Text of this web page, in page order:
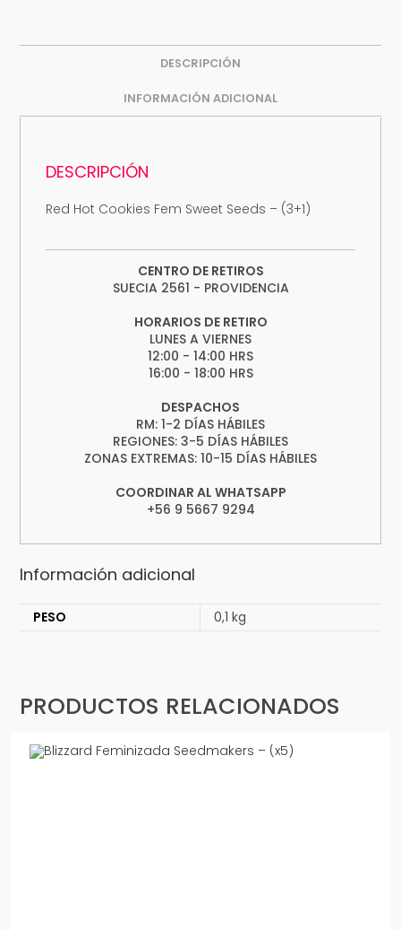
DESCRIPCIÓN
INFORMACIÓN ADICIONAL
DESCRIPCIÓN
Red Hot Cookies Fem Sweet Seeds – (3+1)
CENTRO DE RETIROS
SUECIA 2561 - PROVIDENCIA
HORARIOS DE RETIRO
LUNES A VIERNES
12:00 - 14:00 HRS
16:00 - 18:00 HRS
DESPACHOS
RM: 1-2 DÍAS HÁBILES
REGIONES: 3-5 DÍAS HÁBILES
ZONAS EXTREMAS: 10-15 DÍAS HÁBILES
COORDINAR AL WHATSAPP
+56 9 5667 9294
Información adicional
PESO 0,1 kg
PRODUCTOS RELACIONADOS